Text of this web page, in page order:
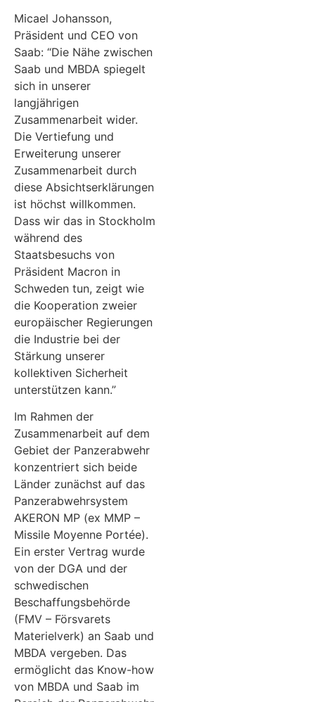
Micael Johansson,
Präsident und CEO von
Saab: “Die Nähe zwischen
Saab und MBDA spiegelt
sich in unserer
langjährigen
Zusammenarbeit wider.
Die Vertiefung und
Erweiterung unserer
Zusammenarbeit durch
diese Absichtserklärungen
ist höchst willkommen.
Dass wir das in Stockholm
während des
Staatsbesuchs von
Präsident Macron in
Schweden tun, zeigt wie
die Kooperation zweier
europäischer Regierungen
die Industrie bei der
Stärkung unserer
kollektiven Sicherheit
unterstützen kann.”
Im Rahmen der
Zusammenarbeit auf dem
Gebiet der Panzerabwehr
konzentriert sich beide
Länder zunächst auf das
Panzerabwehrsystem
AKERON MP (ex MMP –
Missile Moyenne Portée).
Ein erster Vertrag wurde
von der DGA und der
schwedischen
Beschaffungsbehörde
(FMV – Försvarets
Materielverk) an Saab und
MBDA vergeben. Das
ermöglicht das Know-how
von MBDA und Saab im